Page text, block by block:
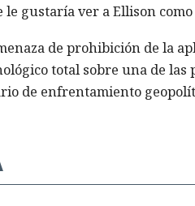
gustaría ver a Ellison
de prohibición de la
total sobre una de las
de enfrentamiento